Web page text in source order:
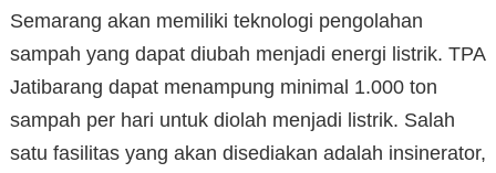
Semarang akan memiliki teknologi pengolahan
sampah yang dapat diubah menjadi energi listrik. TPA
Jatibarang dapat menampung minimal 1.000 ton
sampah per hari untuk diolah menjadi listrik. Salah
satu fasilitas yang akan disediakan adalah insinerator,